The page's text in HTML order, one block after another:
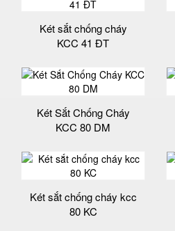
Két sắt chống cháy
KCC 41 ĐT
Két Sắt Chống Cháy
KCC 80 DM
Két sắt chống cháy kcc
80 KC